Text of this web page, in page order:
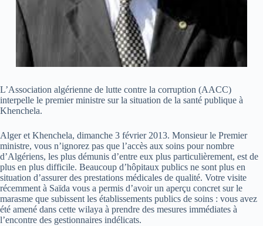
L’Association algérienne de lutte contre la corruption (AACC)
interpelle le premier ministre sur la situation de la santé publique à
Khenchela.
Alger et Khenchela, dimanche 3 février 2013. Monsieur le Premier
ministre, vous n’ignorez pas que l’accès aux soins pour nombre
d’Algériens, les plus démunis d’entre eux plus particulièrement, est de
plus en plus difficile. Beaucoup d’hôpitaux publics ne sont plus en
situation d’assurer des prestations médicales de qualité. Votre visite
récemment à Saïda vous a permis d’avoir un aperçu concret sur le
marasme que subissent les établissements publics de soins : vous avez
été amené dans cette wilaya à prendre des mesures immédiates à
l’encontre des gestionnaires indélicats.